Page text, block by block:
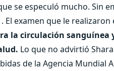
se especuló mucho. Sin
El examen que le
la circulación
Lo que no advirtió
de la Agencia Mundial